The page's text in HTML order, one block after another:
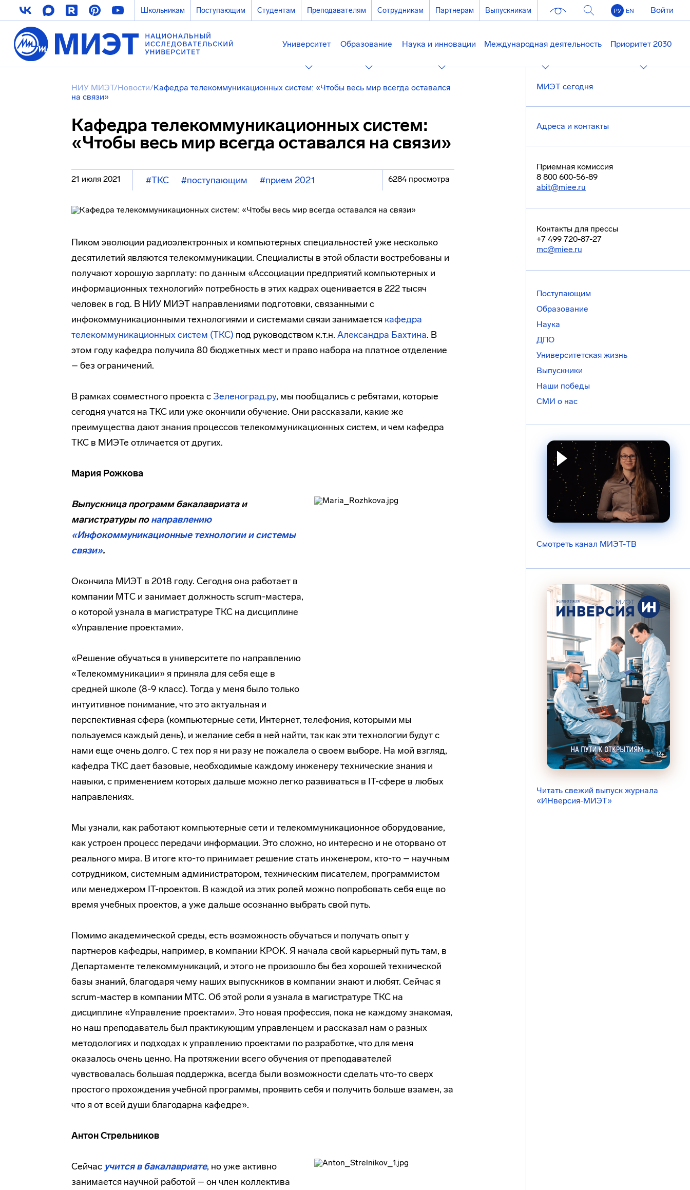
Школьникам Поступающим Студентам Преподавателям Сотрудникам Партнерам Выпускникам РУ EN Войти
Университет Образование Наука и инновации Международная деятельность Приоритет 2030
НИУ МИЭТ/Новости/Кафедра телекоммуникационных систем: «Чтобы весь мир всегда оставался
на связи»
Кафедра телекоммуникационных систем:
«Чтобы весь мир всегда оставался на связи»
21 июля 2021 #ТКС #поступающим #прием 2021 6284 просмотра
Пиком эволюции радиоэлектронных и компьютерных специальностей уже несколько
десятилетий являются телекоммуникации. Специалисты в этой области востребованы и
получают хорошую зарплату: по данным «Ассоциации предприятий компьютерных и
информационных технологий» потребность в этих кадрах оценивается в 222 тысяч
человек в год. В НИУ МИЭТ направлениями подготовки, связанными с
инфокоммуникационными технологиями и системами связи занимается кафедра
телекоммуникационных систем (ТКС) под руководством к.т.н. Александра Бахтина. В
этом году кафедра получила 80 бюджетных мест и право набора на платное отделение
– без ограничений.
В рамках совместного проекта с Зеленоград.ру, мы пообщались с ребятами, которые
сегодня учатся на ТКС или уже окончили обучение. Они рассказали, какие же
преимущества дают знания процессов телекоммуникационных систем, и чем кафедра
ТКС в МИЭТе отличается от других.
Мария Рожкова
Выпускница программ бакалавриата и
магистратуры понаправлению
«Инфокоммуникационные технологии и системы
связи».
Окончила МИЭТ в 2018 году. Сегодня она работает в
компании МТС и занимает должность scrum-мастера,
о которой узнала в магистратуре ТКС на дисциплине
«Управление проектами».
«Решение обучаться в университете по направлению
«Телекоммуникации» я приняла для себя еще в
средней школе (8-9 класс). Тогда у меня было только
интуитивное понимание, что это актуальная и
перспективная сфера (компьютерные сети, Интернет, телефония, которыми мы
пользуемся каждый день), и желание себя в ней найти, так как эти технологии будут с
нами еще очень долго. С тех пор я ни разу не пожалела о своем выборе. На мой взгляд,
кафедра ТКС дает базовые, необходимые каждому инженеру технические знания и
навыки, с применением которых дальше можно легко развиваться в IT-сфере в любых
направлениях.
Мы узнали, как работают компьютерные сети и телекоммуникационное оборудование,
как устроен процесс передачи информации. Это сложно, но интересно и не оторвано от
реального мира. В итоге кто-то принимает решение стать инженером, кто-то – научным
сотрудником, системным администратором, техническим писателем, программистом
или менеджером IT-проектов. В каждой из этих ролей можно попробовать себя еще во
время учебных проектов, а уже дальше осознанно выбрать свой путь.
Помимо академической среды, есть возможность обучаться и получать опыт у
партнеров кафедры, например, в компании КРОК. Я начала свой карьерный путь там, в
Департаменте телекоммуникаций, и этого не произошло бы без хорошей технической
базы знаний, благодаря чему наших выпускников в компании знают и любят. Сейчас я
scrum-мастер в компании MTС. Об этой роли я узнала в магистратуре ТКС на
дисциплине «Управление проектами». Это новая профессия, пока не каждому знакомая,
но наш преподаватель был практикующим управленцем и рассказал нам о разных
методологиях и подходах к управлению проектами по разработке, что для меня
оказалось очень ценно. На протяжении всего обучения от преподавателей
чувствовалась большая поддержка, всегда были возможности сделать что-то сверх
простого прохождения учебной программы, проявить себя и получить больше взамен, за
что я от всей души благодарна кафедре».
Антон Стрельников
Сейчас учится в бакалавриате, но уже активно
занимается научной работой – он член коллектива
МИЭТ сегодня
Адреса и контакты
Приемная комиссия
8 800 600-56-89
abit@miee.ru
Контакты для прессы
+7 499 720-87-27
mc@miee.ru
Поступающим
Образование
Наука
ДПО
Университетская жизнь
Выпускники
Наши победы
СМИ о нас
Смотреть канал МИЭТ-ТВ
Читать свежий выпуск журнала
«ИНверсия-МИЭТ»